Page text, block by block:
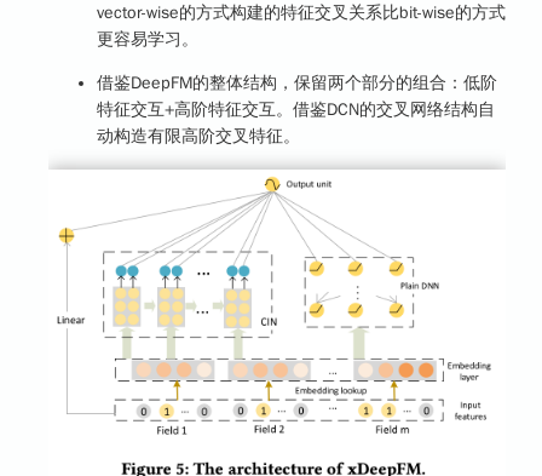
vector-wise的方式构建的特征交叉关系比bit-wise的方式
更容易学习。
借鉴DeepFM的整体结构，保留两个部分的组合：低阶
特征交互+高阶特征交互。借鉴DCN的交叉网络结构自
动构造有限高阶交叉特征。